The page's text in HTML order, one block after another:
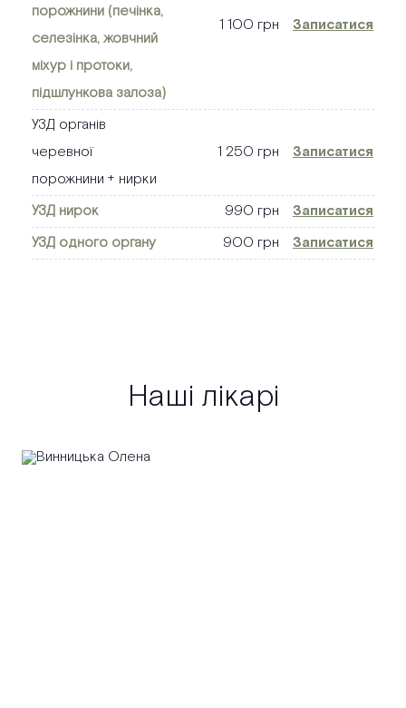
порожнини (печінка,
селезінка, жовчний
міхур і протоки,
підшлункова залоза)
1 100 грн Записатися
УЗД органів
черевної
порожнини + нирки
1 250 грн Записатися
УЗД нирок 990 грн
Записатися
УЗД одного органу
900 грн Записатися
Наші лікарі